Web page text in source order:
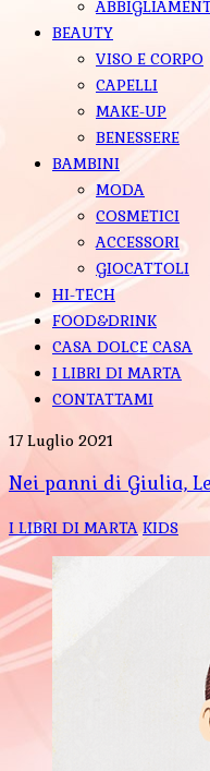
BEAUTY
VISO E CORPO
CAPELLI
MAKE-UP
BENESSERE
BAMBINI
MODA
COSMETICI
ACCESSORI
GIOCATTOLI
HI-TECH
FOOD&DRINK
CASA DOLCE CASA
I LIBRI DI MARTA
CONTATTAMI
17 Luglio 2021
Nei panni di Giulia,
I LIBRI DI MARTA KIDS